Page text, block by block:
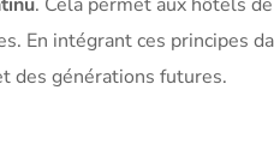
. Cela permet aux hôtels
En intégrant ces principes
des générations futures.